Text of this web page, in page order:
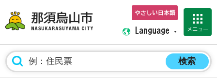
那須烏山市ホーム
やさしい日本語
Language メニュー